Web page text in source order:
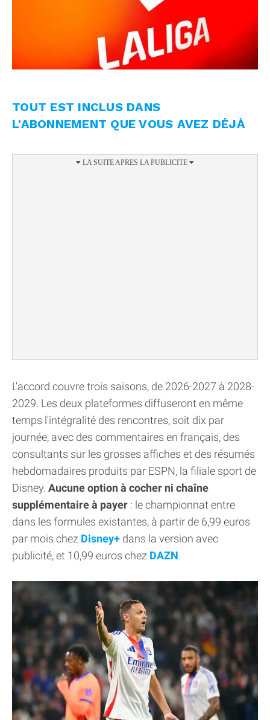
TOUT EST INCLUS DANS
L'ABONNEMENT QUE VOUS AVEZ DÉJÀ
L'accord couvre trois saisons, de 2026-2027 à 2028-
2029. Les deux plateformes diffuseront en même
temps l'intégralité des rencontres, soit dix par
journée, avec des commentaires en français, des
consultants sur les grosses affiches et des résumés
hebdomadaires produits par ESPN, la filiale sport de
Disney. Aucune option à cocher ni chaîne
supplémentaire à payer : le championnat entre
dans les formules existantes, à partir de 6,99 euros
par mois chez Disney+ dans la version avec
publicité, et 10,99 euros chez DAZN.